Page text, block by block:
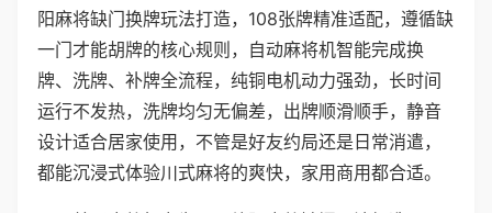
阳麻将缺门换牌玩法打造，108张牌精准适配，遵循缺
一门才能胡牌的核心规则，自动麻将机智能完成换
牌、洗牌、补牌全流程，纯铜电机动力强劲，长时间
运行不发热，洗牌均匀无偏差，出牌顺滑顺手，静音
设计适合居家使用，不管是好友约局还是日常消遣，
都能沉浸式体验川式麻将的爽快，家用商用都合适。